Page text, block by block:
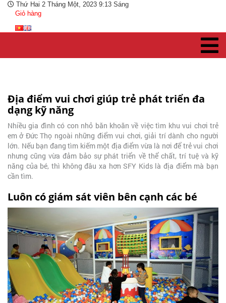
Thứ Hai 2 Tháng Một, 2023 9:13 Sáng
Giỏ hàng
Địa điểm vui chơi giúp trẻ phát triển đa
dạng kỹ năng
Nhiều gia đình có con nhỏ băn khoăn về việc tìm khu vui chơi trẻ
em ở Đức Thọ ngoài những điểm vui chơi, giải trí dành cho người
lớn. Nếu bạn đang tìm kiếm một địa điểm vừa là nơi để trẻ vui chơi
nhưng cũng vừa đảm bảo sự phát triển về thể chất, trí tuệ và kỹ
năng của bé, thì không đâu xa hơn SFY Kids là địa điểm mà bạn
cần tìm.
Luôn có giám sát viên bên cạnh các bé